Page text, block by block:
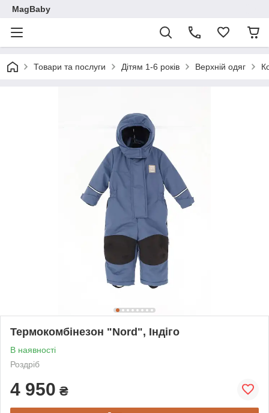
MagBaby
Товари та послуги Дітям 1-6 років Верхній одяг
Термокомбінезон "Nord", Індіго
В наявності
Роздріб
4 950 ₴